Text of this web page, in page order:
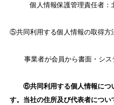
個人情報保護管理責任者：
⑤共同利用する個人情報の取得方
事業者が会員から書面・シス
⑥共同利用する個人情報につ
す。当社の住所及び代表者につ